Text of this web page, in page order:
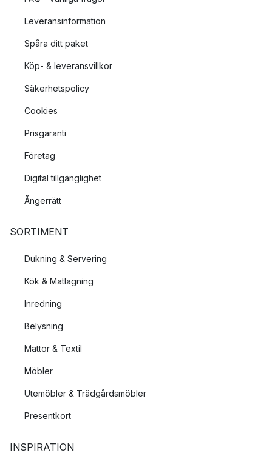
Leveransinformation
Spåra ditt paket
Köp- & leveransvillkor
Säkerhetspolicy
Cookies
Prisgaranti
Företag
Digital tillgänglighet
Ångerrätt
SORTIMENT
Dukning & Servering
Kök & Matlagning
Inredning
Belysning
Mattor & Textil
Möbler
Utemöbler & Trädgårdsmöbler
Presentkort
INSPIRATION